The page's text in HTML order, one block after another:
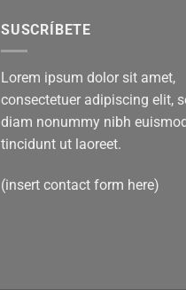
SUSCRÍBETE
Lorem ipsum dolor sit amet,
consectetuer adipiscing elit,
diam nonummy nibh euismod
tincidunt ut laoreet.
(insert contact form here)